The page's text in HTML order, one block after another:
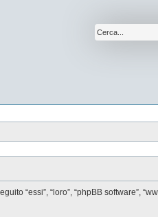
“essi”, “loro”, “phpBB software”,